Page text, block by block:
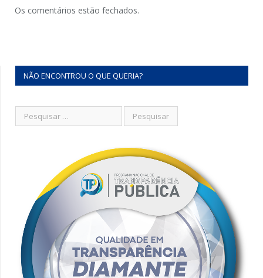
Os comentários estão fechados.
NÃO ENCONTROU O QUE QUERIA?